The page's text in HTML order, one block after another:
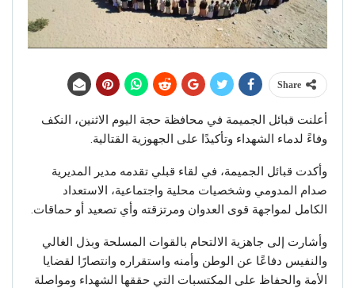
Share
أعلنت قبائل الجميمة في محافظة حجة اليوم الاثنين، النكف
وفاءً لدماء الشهداء وتأكيدًا على الجهوزية القتالية.
وأكدت قبائل الجميمة، في لقاء قبلي تقدمه مدير المديرية
صدام المدومي وشخصيات محلية واجتماعية، الاستعداد
الكامل لمواجهة قوى العدوان ومرتزقته وأي تصعيد أو حماقات.
وأشارت إلى جاهزية الالتحام بالقوات المسلحة وبذل الغالي
والنفيس دفاعًا عن الوطن وأمنه واستقراره وانتصارًا لقضايا
الأمة والحفاظ على المكتسبات التي حققها الشهداء ومواصلة